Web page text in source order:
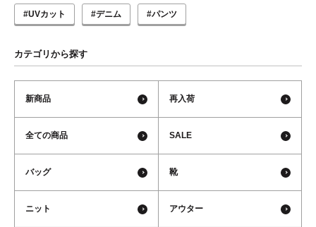
#UVカット #デニム #パンツ
カテゴリから探す
新商品 再入荷
全ての商品 SALE
バッグ 靴
ニット アウター